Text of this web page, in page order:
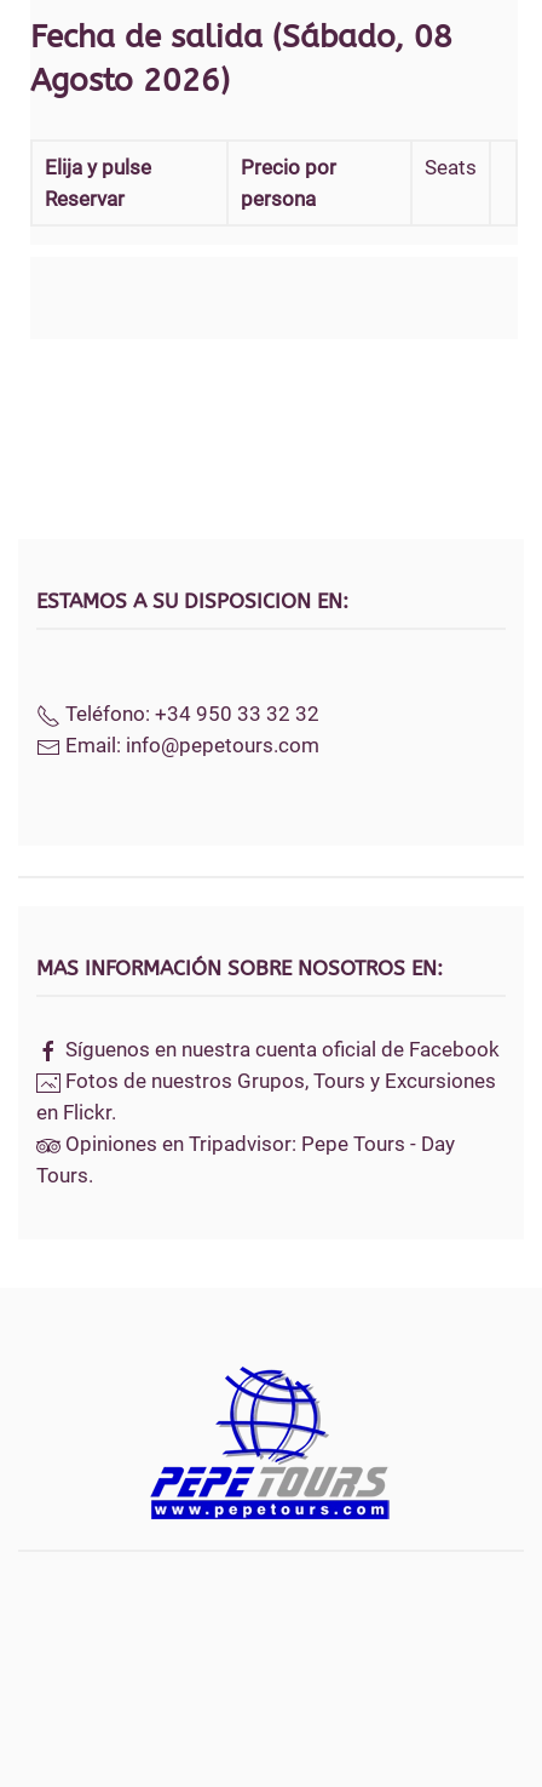
Fecha de salida (Sábado, 08
Agosto 2026)
Elija y pulse
Reservar
Precio por
persona
Seats
ESTAMOS A SU DISPOSICION EN:
Teléfono: +34 950 33 32 32
Email: info@pepetours.com
MAS INFORMACIÓN SOBRE NOSOTROS EN:
Síguenos en nuestra cuenta oficial de Facebook
Fotos de nuestros Grupos, Tours y Excursiones
en Flickr.
Opiniones en Tripadvisor: Pepe Tours - Day
Tours.